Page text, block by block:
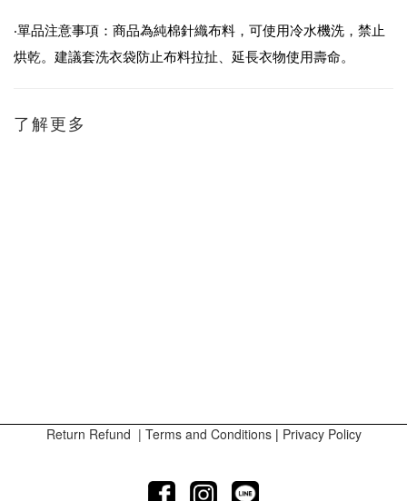
‧單品注意事項：商品為純棉針織布料，可使用冷水機洗，禁止
烘乾。建議套洗衣袋防止布料拉扯、延長衣物使用壽命。
了解更多
Return Refund | Terms and Conditions| Privacy Policy